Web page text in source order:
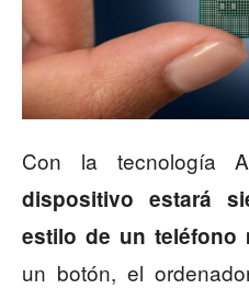
Con la tecnología
dispositivo estará
estilo de un teléfono
un botón, el